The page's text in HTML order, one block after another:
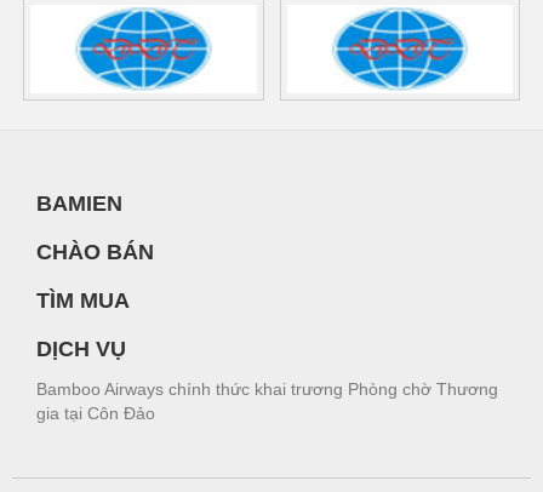
BAMIEN
CHÀO BÁN
TÌM MUA
DỊCH VỤ
Bamboo Airways chính thức khai trương Phòng chờ Thương
gia tại Côn Đảo